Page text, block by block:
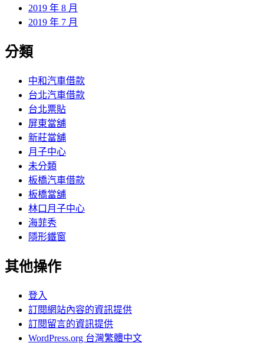
2019 年 8 月
2019 年 7 月
分類
中和汽車借款
台北汽車借款
台北票貼
屏東當舖
新莊當舖
月子中心
未分類
板橋汽車借款
板橋當舖
林口月子中心
海菲秀
隱形鐵窗
其他操作
登入
訂閱網站內容的資訊提供
訂閱留言的資訊提供
WordPress.org 台灣繁體中文